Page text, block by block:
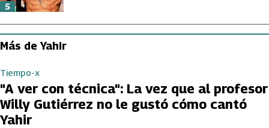
5
Más de Yahir
Tiempo-x
"A ver con técnica": La vez que al profesor
Willy Gutiérrez no le gustó cómo cantó
Yahir